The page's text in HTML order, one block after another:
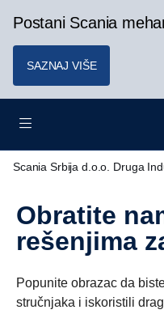
Postani Scania
SAZNAJ VIŠE
Scania Srbija d.o.o. Druga
Obratite nam se u vezi sa
rešenjima
Popunite obrazac da
stručnjaka i iskoristili